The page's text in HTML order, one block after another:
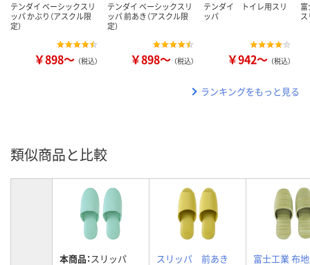
テンダイ ベーシックスリ
ッパ かぶり（アスクル限
定）
￥898～ （税込）
テンダイ ベーシックスリ
ッパ 前あき（アスクル限
定）
￥898～ （税込）
テンダイ トイレ用スリ
ッパ
￥942～ （税込）
ランキングをもっと見る
類似商品と比較
本商品：スリッパ
スリッパ 前あき
富士工業 布